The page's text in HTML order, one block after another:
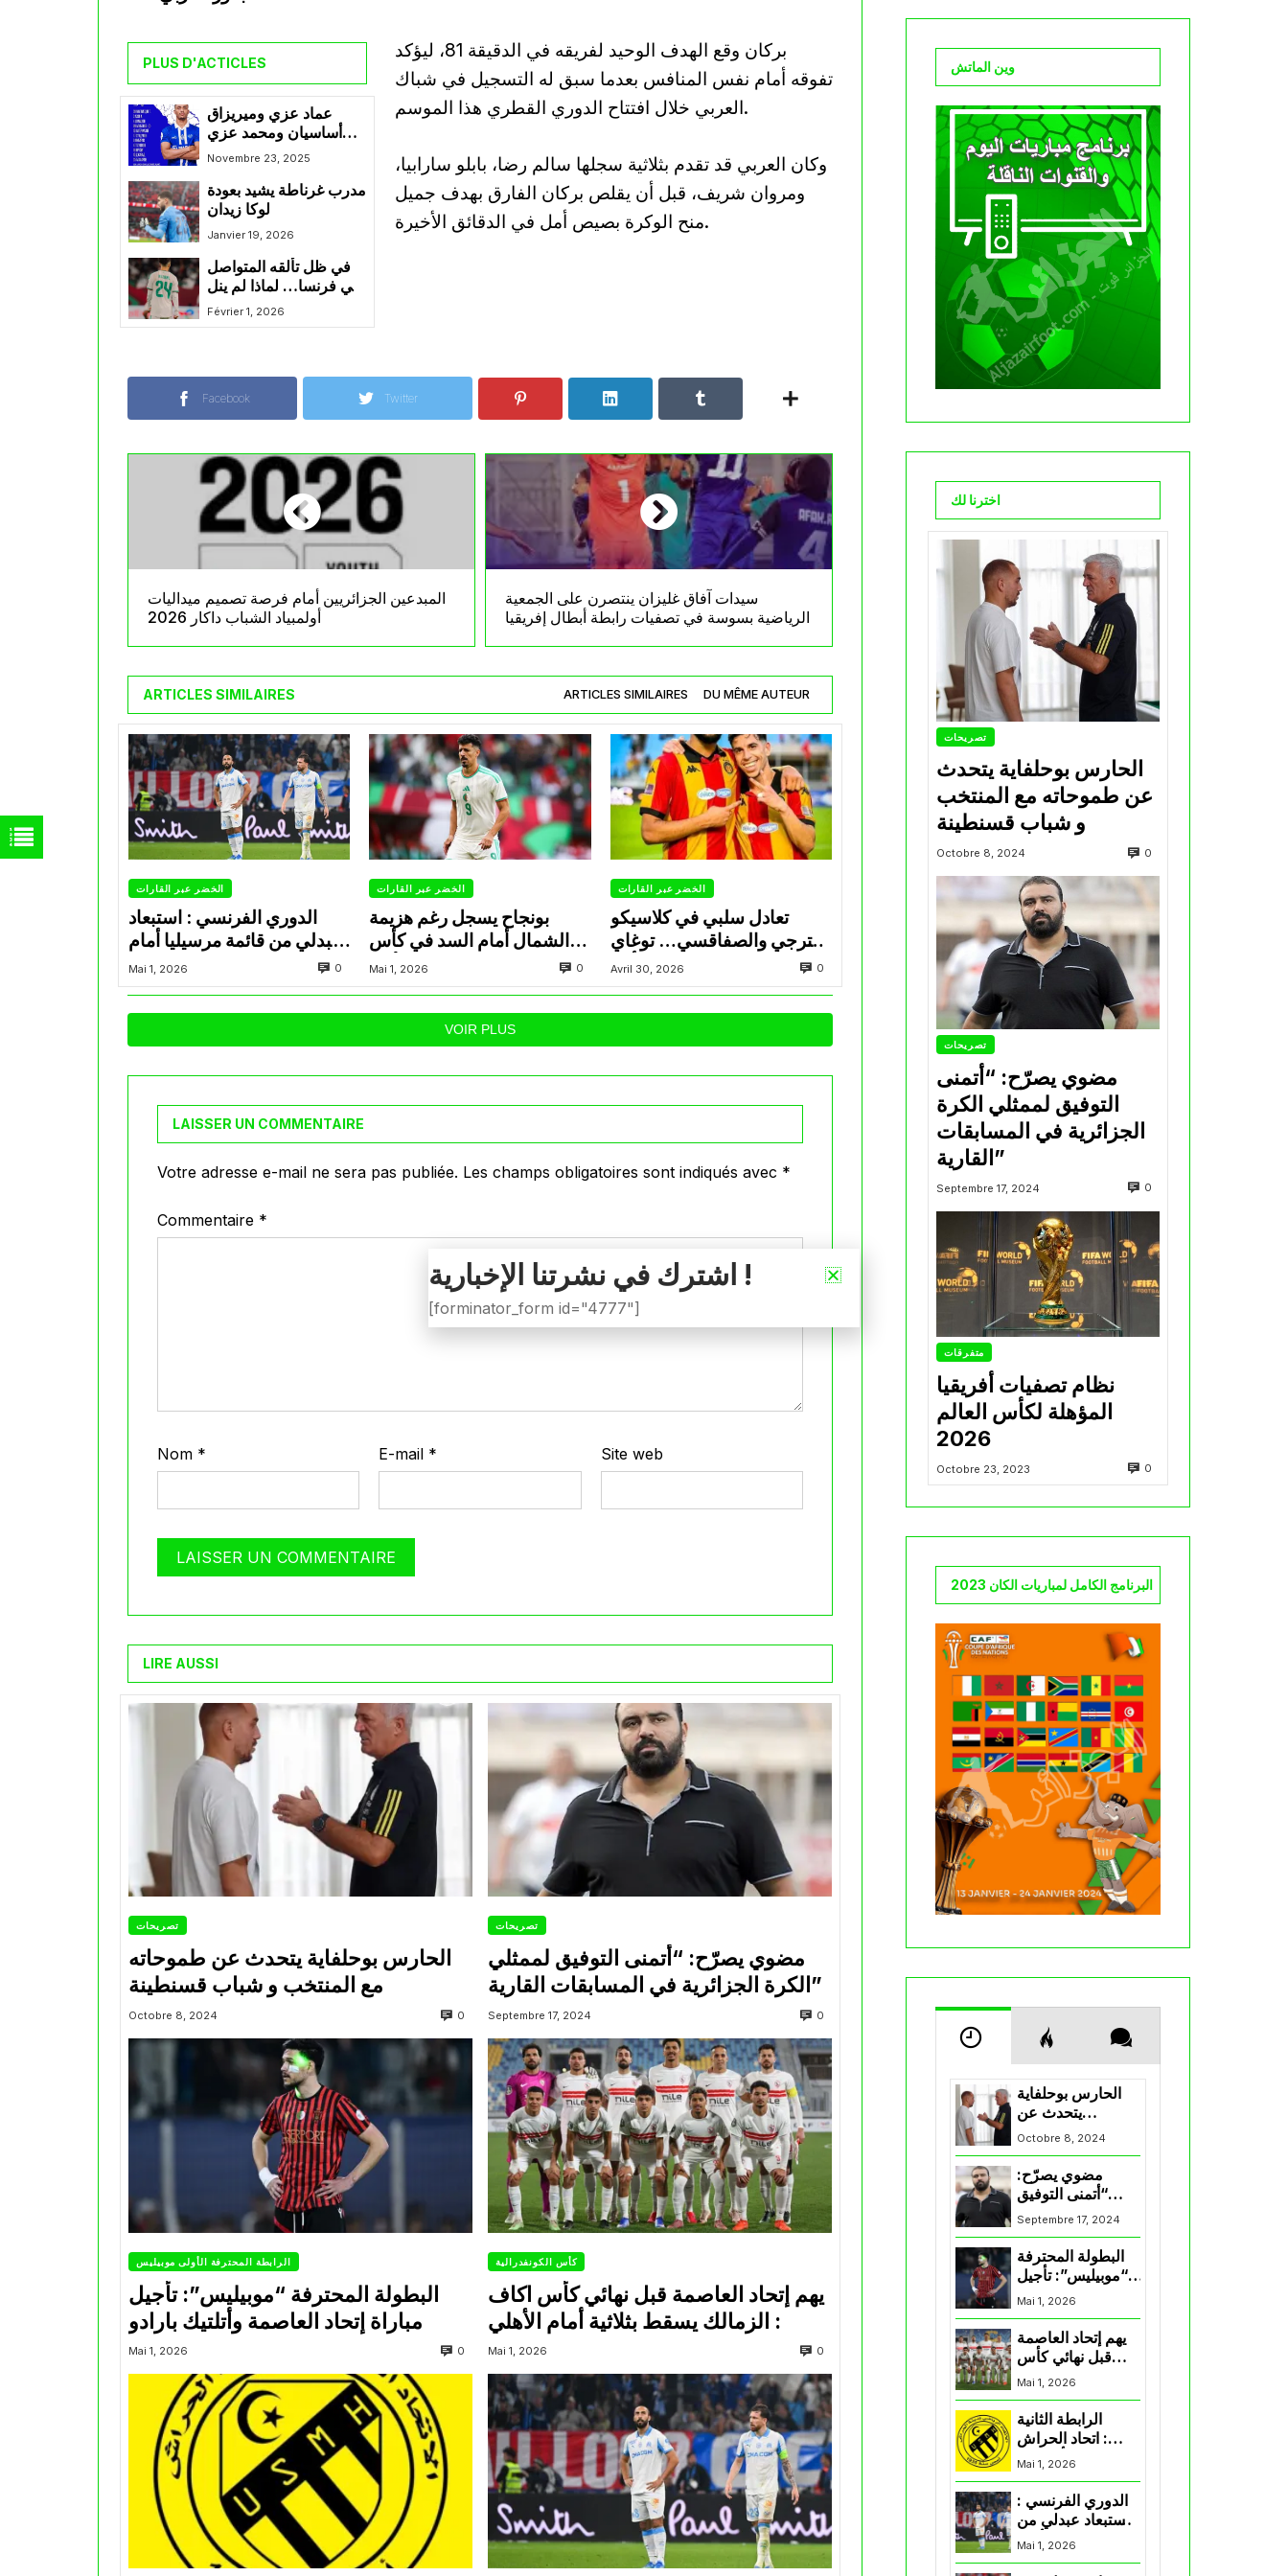
PLUS D'ACTICLES
عماد عزي وميريزاق
أساسيان ومحمد عزي
احتياطي في مواجهة
في الدوري الروسي
Novembre 23, 2025
مدرب غرناطة يشيد بعودة
لوكا زيدان
Janvier 19, 2026
في ظل تألقه المتواصل
في فرنسا… لماذا لم ينل
قبال فرصته بعد مع
الخُضر؟
Février 1, 2026
بركان وقع الهدف الوحيد لفريقه في الدقيقة 81، ليؤكد
تفوقه أمام نفس المنافس بعدما سبق له التسجيل في شباك
العربي خلال افتتاح الدوري القطري هذا الموسم.
وكان العربي قد تقدم بثلاثية سجلها سالم رضا، بابلو سارابيا،
ومروان شريف، قبل أن يقلص بركان الفارق بهدف جميل
منح الوكرة بصيص أمل في الدقائق الأخيرة.
Facebook Twitter
المبدعين الجزائريين أمام فرصة تصميم ميداليات
أولمبياد الشباب داكار 2026
سيدات آفاق غليزان ينتصرن على الجمعية
الرياضية بسوسة في تصفيات رابطة أبطال إفريقيا
ARTICLES SIMILAIRES ARTICLES SIMILAIRES DU MÊME AUTEUR
الخضر عبر القارات
الدوري الفرنسي : استبعاد
عبدلي من قائمة مرسيليا أمام
نانت
Mai 1, 2026 0
الخضر عبر القارات
بونجاح يسجل رغم هزيمة
الشمال أمام السد في كأس
الأمير
Mai 1, 2026 0
الخضر عبر القارات
تعادل سلبي في كلاسيكو
الترجي والصفاقسي… توغاي
يهدر ركلة جزاء وبوعالية يتألق
Avril 30, 2026 0
VOIR PLUS
LAISSER UN COMMENTAIRE
Votre adresse e-mail ne sera pas publiée. Les champs obligatoires sont indiqués avec *
Commentaire *
Nom * E-mail * Site web
LIRE AUSSI
تصريحات
الحارس بوحلفاية يتحدث عن طموحاته
مع المنتخب و شباب قسنطينة
Octobre 8, 2024 0
تصريحات
مضوي يصرّح: “أتمنى التوفيق لممثلي
الكرة الجزائرية في المسابقات القارية”
Septembre 17, 2024 0
الرابطة المحترفة الأولى موبيليس
البطولة المحترفة “موبيليس”: تأجيل
مباراة إتحاد العاصمة وأتلتيك بارادو
Mai 1, 2026 0
كأس الكونفدرالية
يهم إتحاد العاصمة قبل نهائي كأس اكاف
Mai 1, 2026 0
وين الماتش
اخترنا لك
تصريحات
الحارس بوحلفاية يتحدث
عن طموحاته مع المنتخب
و شباب قسنطينة
Octobre 8, 2024 0
تصريحات
مضوي يصرّح: “أتمنى
التوفيق لممثلي الكرة
الجزائرية في المسابقات
القارية”
Septembre 17, 2024 0
متفرقات
نظام تصفيات أفريقيا
المؤهلة لكأس العالم
2026
Octobre 23, 2023 0
البرنامج الكامل لمباريات الكان 2023
الحارس بوحلفاية
يتحدث عن
طموحاته مع
المنتخب و شباب
قسنطينة
Octobre 8, 2024
مضوي يصرّح:
“أتمنى التوفيق
لممثلي الكرة
الجزائرية في
Septembre 17, 2024
البطولة المحترفة
“موبيليس”: تأجيل
مباراة إتحاد
العاصمة وأتلتيك
بارادو
Mai 1, 2026
يهم إتحاد العاصمة
قبل نهائي كأس
اكاف : الزمالك
يسقط بثلاثية أمام
Mai 1, 2026
الرابطة الثانية
: اتحاد الحراش
يحسم التأهل إلى
“البلاي أوف”
Mai 1, 2026
الدوري الفرنسي :
استبعاد عبدلي من
قائمة مرسيليا أمام
Mai 1, 2026
اشترك في نشرتنا الإخبارية !
[forminator_form id="4777"]